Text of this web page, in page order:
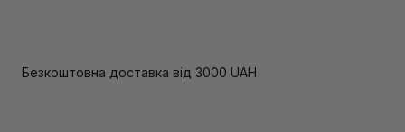
Безкоштовна доставка від 3000 UAH